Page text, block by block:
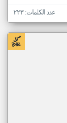
عدد الكلمات: ٢٢٣